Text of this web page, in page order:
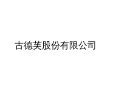
古德芙股份有限公司